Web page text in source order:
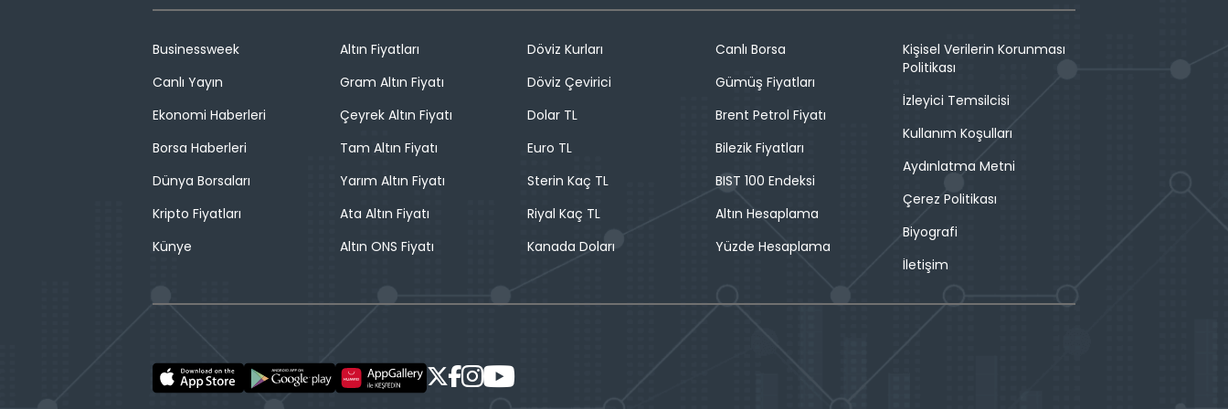
Businessweek
Canlı Yayın
Ekonomi Haberleri
Borsa Haberleri
Dünya Borsaları
Kripto Fiyatları
Künye
Altın Fiyatları
Gram Altın Fiyatı
Çeyrek Altın Fiyatı
Tam Altın Fiyatı
Yarım Altın Fiyatı
Ata Altın Fiyatı
Altın ONS Fiyatı
Döviz Kurları
Döviz Çevirici
Dolar TL
Euro TL
Sterin Kaç TL
Riyal Kaç TL
Kanada Doları
Canlı Borsa
Gümüş Fiyatları
Brent Petrol Fiyatı
Bilezik Fiyatları
BIST 100 Endeksi
Altın Hesaplama
Yüzde Hesaplama
Kişisel Verilerin Korunması
Politikası
İzleyici Temsilcisi
Kullanım Koşulları
Aydınlatma Metni
Çerez Politikası
Biyografi
İletişim